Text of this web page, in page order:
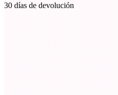
30 días de devolución